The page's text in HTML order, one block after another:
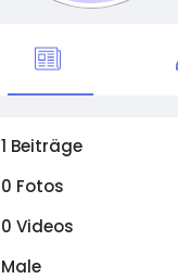
1 Beiträge
0 Fotos
0 Videos
Male